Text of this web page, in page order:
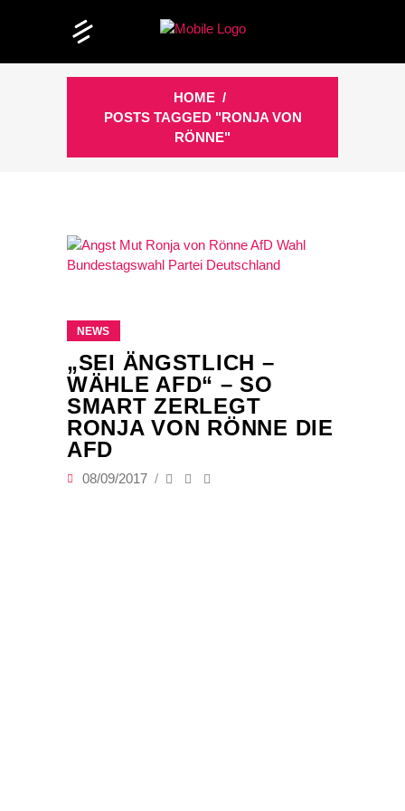
HOME /
POSTS TAGGED "RONJA VON
RÖNNE"
NEWS
„SEI ÄNGSTLICH –
WÄHLE AFD“ – SO
SMART ZERLEGT
RONJA VON RÖNNE DIE
AFD
08/09/2017